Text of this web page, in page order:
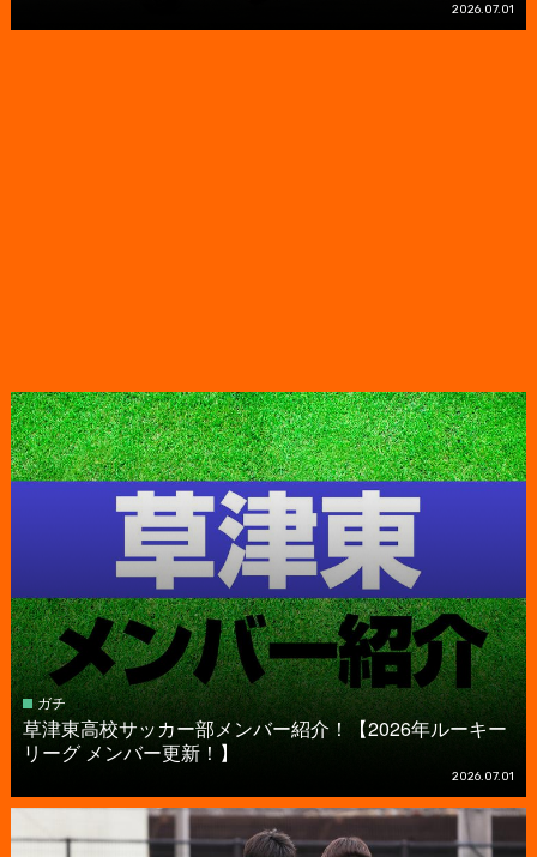
2026.07.01
ガチ
草津東高校サッカー部メンバー紹介！【2026年ルーキー
リーグ メンバー更新！】
2026.07.01